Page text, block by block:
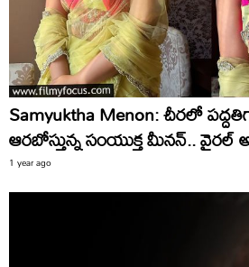
Samyuktha Menon: చీరలో
ఆరబోస్తున్న సంయుక్త మీనన్.. వైరల్
1 year ago